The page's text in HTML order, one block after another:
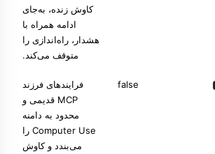
کاوش زنده، به‌جای
ادامه همراه با
هشدار، راه‌اندازی را
متوقف می‌کند.
false
فرایندهای فرزند
MCP قدیمی و
محدود به دامنه
Computer Use را
می‌بندد و کاوش